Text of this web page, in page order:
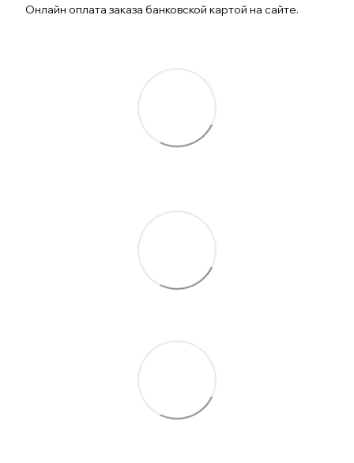
Онлайн оплата заказа банковской картой на сайте.